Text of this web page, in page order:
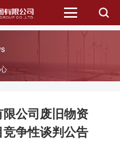
公司废旧物资
竞争性谈判公告